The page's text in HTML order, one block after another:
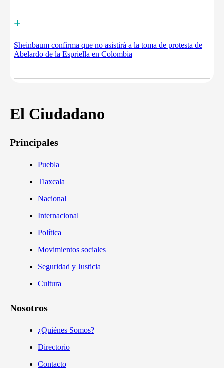
+
Sheinbaum confirma que no asistirá a la toma de protesta de
Abelardo de la Espriella en Colombia
El Ciudadano
Principales
Puebla
Tlaxcala
Nacional
Internacional
Política
Movimientos sociales
Seguridad y Justicia
Cultura
Nosotros
¿Quiénes Somos?
Directorio
Contacto